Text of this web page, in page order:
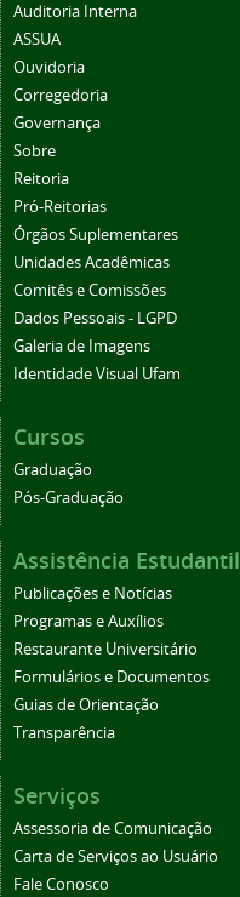
Auditoria Interna
ASSUA
Ouvidoria
Corregedoria
Governança
Sobre
Reitoria
Pró-Reitorias
Órgãos Suplementares
Unidades Acadêmicas
Comitês e Comissões
Dados Pessoais - LGPD
Galeria de Imagens
Identidade Visual Ufam
Cursos
Graduação
Pós-Graduação
Assistência Estudantil
Publicações e Notícias
Programas e Auxílios
Restaurante Universitário
Formulários e Documentos
Guias de Orientação
Transparência
Serviços
Assessoria de Comunicação
Carta de Serviços ao Usuário
Fale Conosco